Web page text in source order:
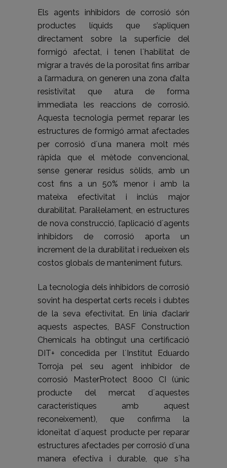
Els agents inhibidors de corrosió són
productes líquids que s’apliquen
directament sobre la superfície del
formigó afectat, i tenen l´habilitat de
migrar a través de la porositat fins arribar
a l’armadura, on generen una zona d’alta
resistivitat que atura de forma
immediata les reaccions de corrosió.
Aquesta tecnologia permet reparar les
estructures de formigó armat afectades
per corrosió d´una manera molt més
ràpida que el mètode convencional,
sense generar residus sòlids, amb un
cost fins a un 50% menor i amb la
mateixa efectivitat i inclús major
durabilitat. Paral·lelament, en estructures
de nova construcció, l’aplicació d´agents
inhibidors de corrosió aporta un
increment de la durabilitat i redueixen els
costos globals de manteniment futurs.
La tecnologia dels inhibidors de corrosió
sovint ha despertat certs recels i dubtes
de la seva efectivitat. En línia d’aclarir
aquests aspectes, BASF Construction
Chemicals ha obtingut una certificació
DIT+ concedida per l´Institut Eduardo
Torroja pel seu agent inhibidor de
corrosió MasterProtect 8000 CI (únic
producte del mercat d´aquestes
característiques amb aquest
reconeixement), que confirma la
idoneïtat d´aquest producte per reparar
estructures afectades per corrosió d´una
manera efectiva i durable, que s´ha